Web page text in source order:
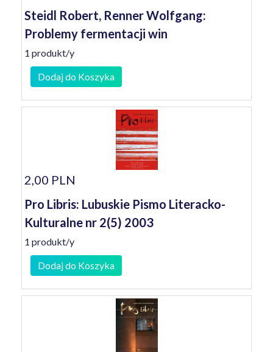
Steidl Robert, Renner Wolfgang:
Problemy fermentacji win
1 produkt/y
Dodaj do Koszyka
2,00 PLN
Pro Libris: Lubuskie Pismo Literacko-
Kulturalne nr 2(5) 2003
1 produkt/y
Dodaj do Koszyka